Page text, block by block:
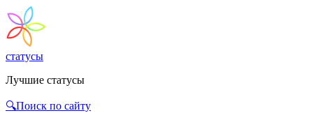
статусы
Лучшие статусы
🔍Поиск по сайту